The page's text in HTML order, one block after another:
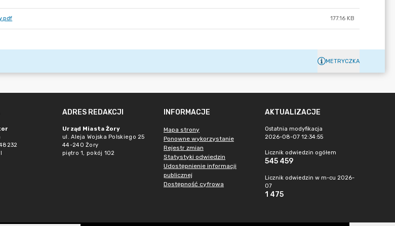
177.16 KB
METRYCZKA
ADRES REDAKCJI
Urząd Miasta Żory
ul. Aleja Wojska Polskiego 25
44-240 Żory
piętro 1, pokój 102
INFORMACJE
Mapa strony
Ponowne wykorzystanie
Rejestr zmian
Statystyki odwiedzin
Udostępnienie informacji
publicznej
Dostępność cyfrowa
AKTUALIZACJE
Ostatnia modyfikacja
2026-08-07 12:34:55
Licznik odwiedzin ogółem
545 459
Licznik odwiedzin w m-cu 2026-
07
1 475